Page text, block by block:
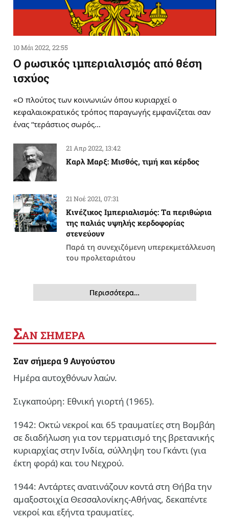
10 Μάι 2022, 22:55
Ο ρωσικός ιμπεριαλισμός από θέση
ισχύος
«Ο πλούτος των κοινωνιών όπου κυριαρχεί ο
κεφαλαιοκρατικός τρόπος παραγωγής εμφανίζεται σαν
ένας “τεράστιος σωρός…
21 Απρ 2022, 13:42
Καρλ Μαρξ: Μισθός, τιμή και κέρδος
21 Νοέ 2021, 07:31
Κινέζικος Ιμπεριαλισμός: Tα περιθώρια
της παλιάς υψηλής κερδοφορίας
στενεύουν
Παρά τη συνεχιζόμενη υπερεκμετάλλευση
του προλεταριάτου
Περισσότερα…
ΣΑΝ ΣΗΜΕΡΑ
Σαν σήμερα 9 Αυγούστου
Ημέρα αυτοχθόνων λαών.
Σιγκαπούρη: Εθνική γιορτή (1965).
1942: Οκτώ νεκροί και 65 τραυματίες στη Βομβάη
σε διαδήλωση για τον τερματισμό της βρετανικής
κυριαρχίας στην Ινδία, σύλληψη του Γκάντι (για
έκτη φορά) και του Νεχρού.
1944: Αντάρτες ανατινάζουν κοντά στη Θήβα την
αμαξοστοιχία Θεσσαλονίκης-Αθήνας, δεκαπέντε
νεκροί και εξήντα τραυματίες.